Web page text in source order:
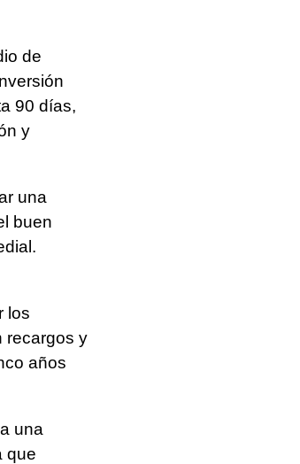
de
90 días,
y
una
buen
los
recargos y
años
una
que